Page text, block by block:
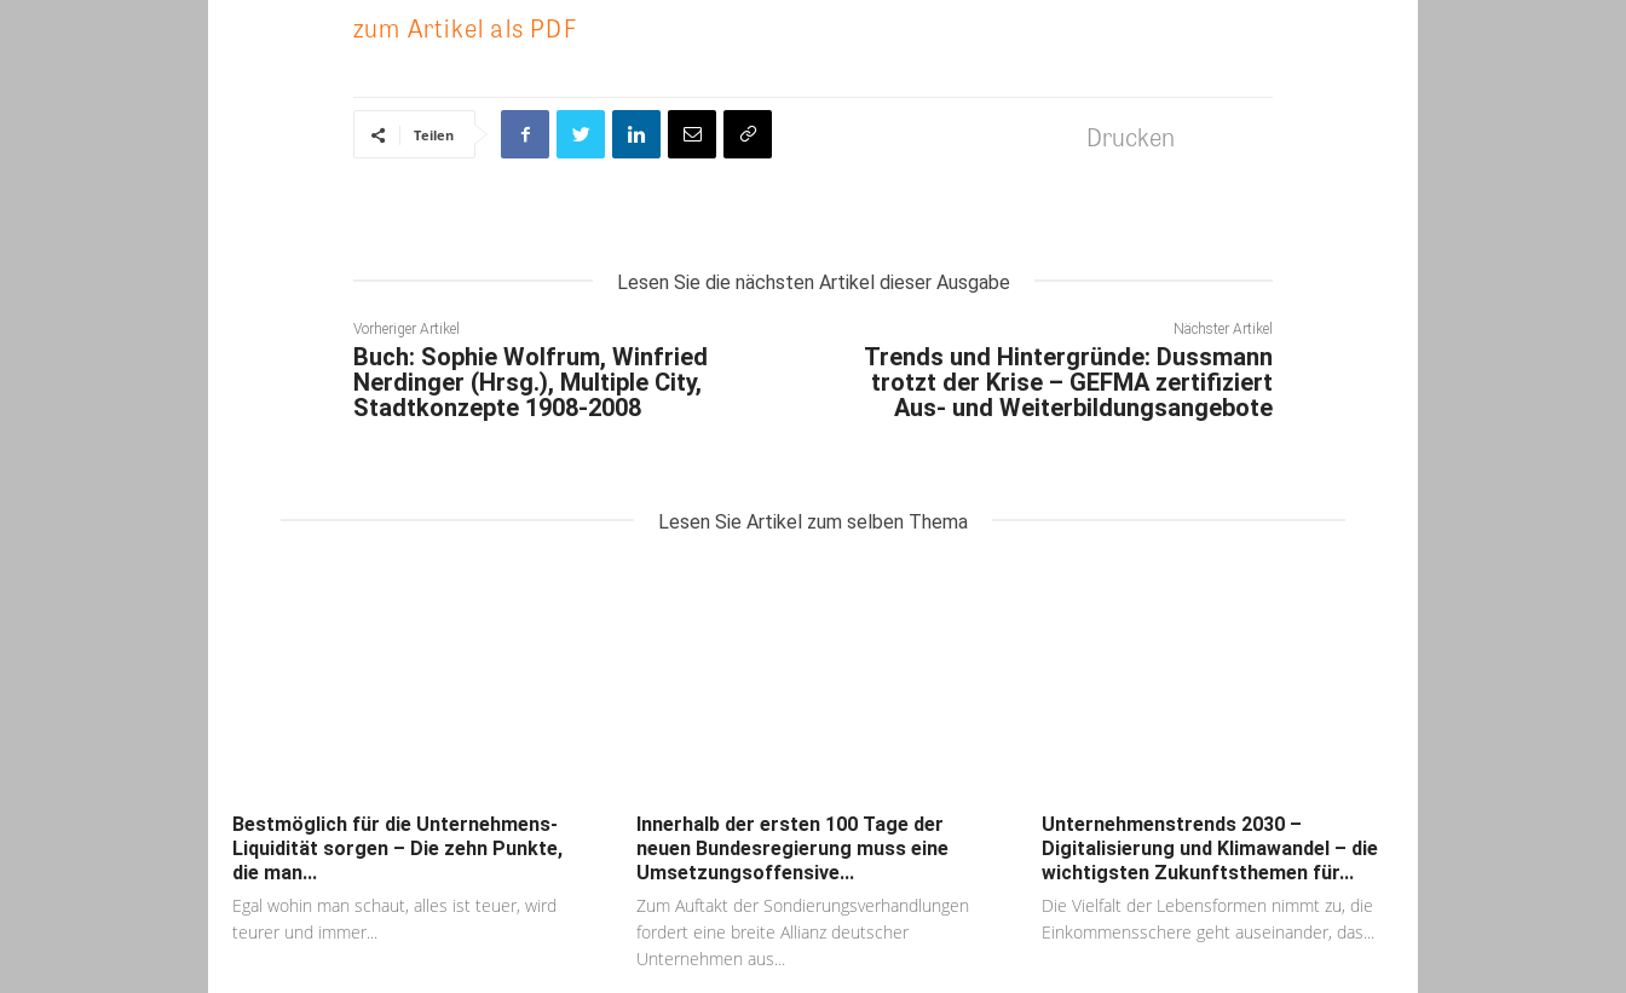
zum Artikel als PDF
Teilen Drucken
Lesen Sie die nächsten Artikel dieser Ausgabe
Vorheriger Artikel
Buch: Sophie Wolfrum, Winfried
Nerdinger (Hrsg.), Multiple City,
Stadtkonzepte 1908-2008
Nächster Artikel
Trends und Hintergründe: Dussmann
trotzt der Krise – GEFMA zertifiziert
Aus- und Weiterbildungsangebote
Lesen Sie Artikel zum selben Thema
Bestmöglich für die Unternehmens-
Liquidität sorgen – Die zehn Punkte,
die man...
Egal wohin man schaut, alles ist teuer, wird
teurer und immer...
Innerhalb der ersten 100 Tage der
neuen Bundesregierung muss eine
Umsetzungsoffensive...
Zum Auftakt der Sondierungsverhandlungen
fordert eine breite Allianz deutscher
Unternehmen aus...
Unternehmenstrends 2030 –
Digitalisierung und Klimawandel – die
wichtigsten Zukunftsthemen für...
Die Vielfalt der Lebensformen nimmt zu, die
Einkommensschere geht auseinander, das...